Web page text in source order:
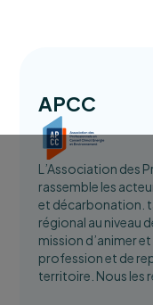
APCC
L’Association des
rassemble les
et décarbonation.
régional au niveau
mission d’animer
profession et de
territoire. Nous les